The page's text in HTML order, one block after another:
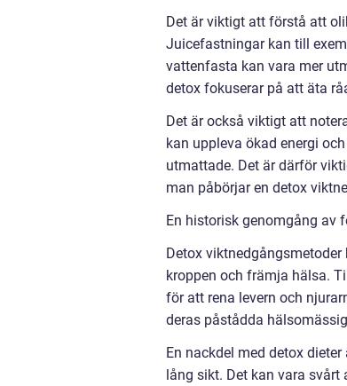
Det är viktigt att förstå att
Juicefastningar kan till
vattenfasta kan vara mer
detox fokuserar på att äta
Det är också viktigt att
kan uppleva ökad energi
utmattade. Det är därför
man påbörjar en detox
En historisk genomgång av
Detox
kroppen och främja hälsa.
för att rena levern och
deras påstådda
En nackdel med detox
lång sikt. Det kan vara